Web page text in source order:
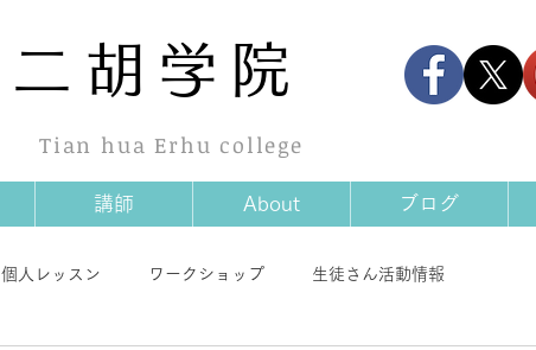
二胡学院
Tian hua Erhu college
講師 About ブログ
個人レッスン ワークショップ 生徒さん活動情報